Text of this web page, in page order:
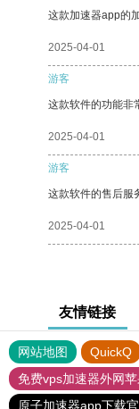
这款加速器app的
2025-04-01
游客
这款软件的功能非
2025-04-01
游客
这款软件的售后服
2025-04-01
友情链接
网站地图 QuickQ
免费vps加速器外网
原子加速器app下载